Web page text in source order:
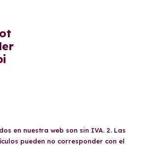
en nuestra web son sin IVA. 2. Las
pueden no corresponder con el